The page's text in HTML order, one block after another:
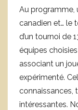
Au programme,
canadien et… le
d’un tournoi de
équipes
associant un
expérimenté.
connaissances,
intéressantes.